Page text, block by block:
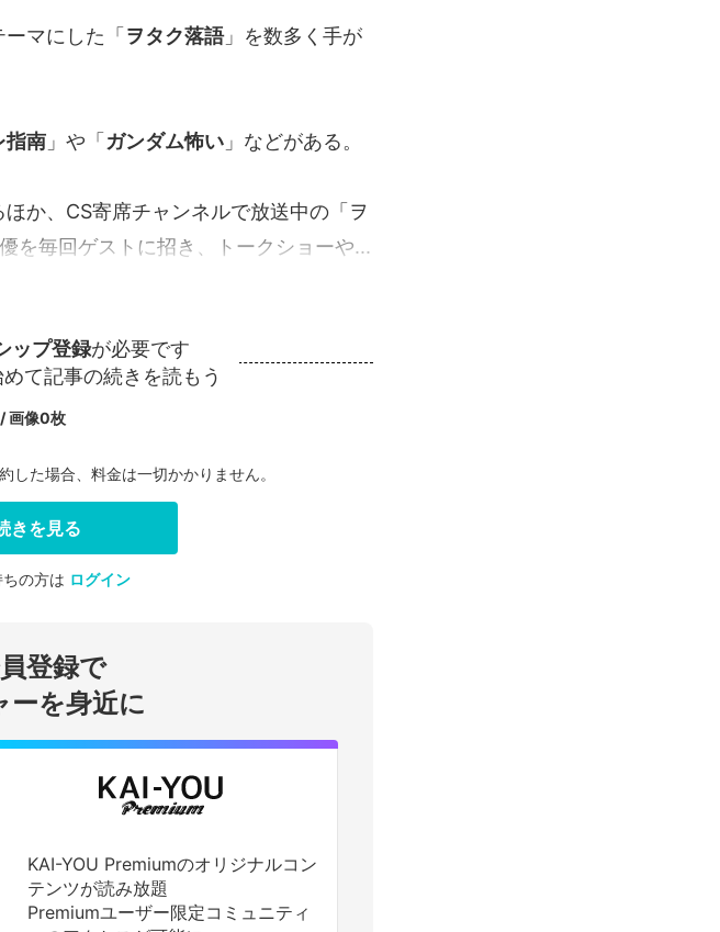
マにした「ヲタク落語」を数多く手が
指南 」や「ガンダム怖い 」などがある。
か、CS寄席チャンネルで放送中の「ヲ
を毎回ゲストに招き、トークショーや...
ップ登録が必要です
めて記事の続きを読もう
画像0枚
る
た場合、料金は一切かかりません。
きを見る
の方は ログイン
登録で
ーを身近に
KAI-YOU Premiumのオリジナルコン
テンツが読み放題
Premiumユーザー限定コミュニティ